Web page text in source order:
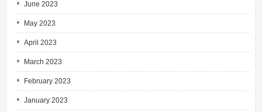
June 2023
May 2023
April 2023
March 2023
February 2023
January 2023